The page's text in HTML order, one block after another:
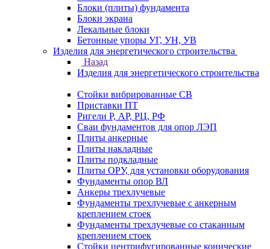
Блоки (плиты) фундамента
Блоки экрана
Лекальные блоки
Бетонные упоры УГ, УН, УВ
Изделия для энергетического строительства
Назад
Изделия для энергетического строительства
Стойки вибрированные СВ
Приставки ПТ
Ригели Р, АР, РЦ, РФ
Сваи фундаментов для опор ЛЭП
Плиты анкерные
Плиты накладные
Плиты подкладные
Плиты ОРУ, для установки оборудования
Фундаменты опор ВЛ
Анкеры трехлучевые
Фундаменты трехлучевые с анкерным
креплением стоек
Фундаменты трехлучевые со стаканным
креплением стоек
Стойки центрифугированные конические